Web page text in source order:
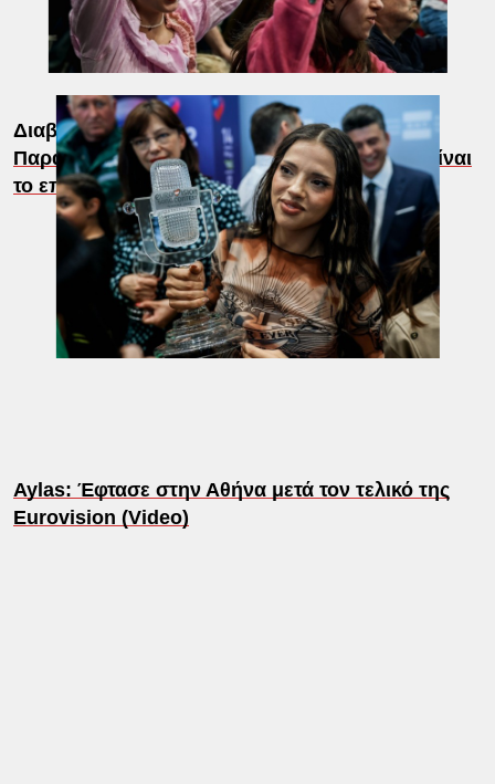
Διαβάστε επίσης:
Παραλήρημα Κονδυλάτου για Ακύλα: «Ποιο είναι
το επίτευγμά του, ότι είναι φτωχός ή γκέι;»
Aylas: Έφτασε στην Αθήνα μετά τον τελικό της
Eurovision (Video)